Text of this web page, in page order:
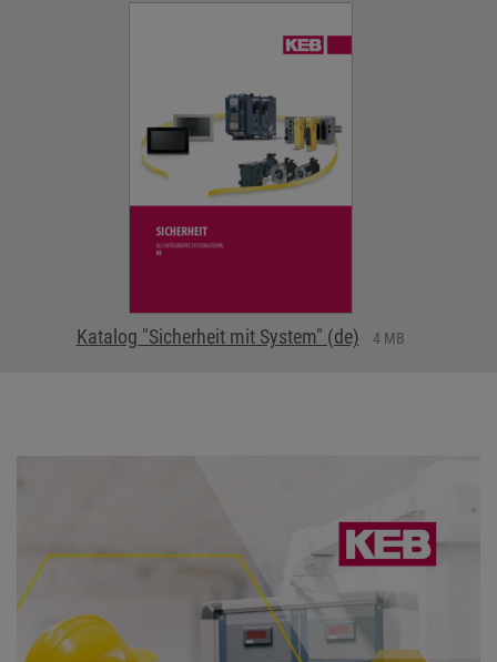
Katalog "Sicherheit mit System" (de) 4 MB